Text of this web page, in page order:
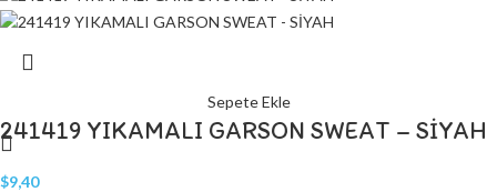
Sepete Ekle
241419 YIKAMALI GARSON SWEAT – SİYAH
$9,40